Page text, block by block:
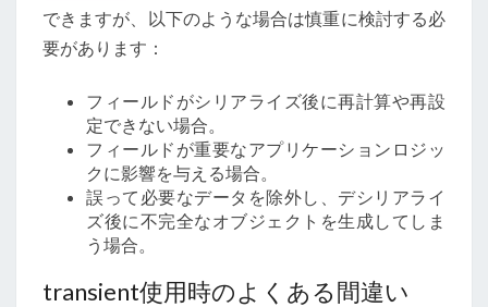
できますが、以下のような場合は慎重に検討する必
要があります：
フィールドがシリアライズ後に再計算や再設
定できない場合。
フィールドが重要なアプリケーションロジッ
クに影響を与える場合。
誤って必要なデータを除外し、デシリアライ
ズ後に不完全なオブジェクトを生成してしま
う場合。
transient使用時のよくある間違い